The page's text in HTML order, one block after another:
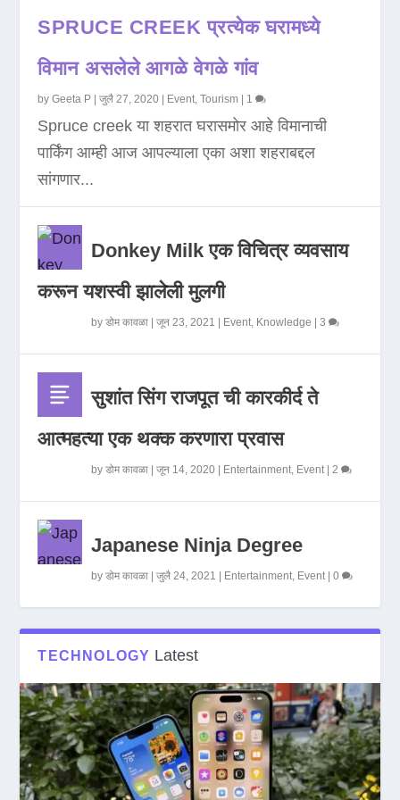
SPRUCE CREEK प्रत्येक घरामध्ये
विमान असलेले आगळे वेगळे गांव
byGeeta P |जुलै 27, 2020 Event,Tourism 1
Spruce creek या शहरात घरासमोर आहे विमानाची
पार्किंग आम्ही आज आपल्याला एका अशा शहराबद्दल
सांगणार...
Donkey Milk एक विचित्र व्यवसाय
करून यशस्वी झालेली मुलगी
byडोम कावळा |जून 23, 2021 Event, Knowledge |3
सुशांत सिंग राजपूत ची कारकीर्द ते
आत्महत्या एक थक्क करणारा प्रवास
byडोम कावळा |जून 14, 2020 Entertainment, Event|2
Japanese Ninja Degree
byडोम कावळा |जुलै 24, 2021 Entertainment, Event|0
TECHNOLOGY Latest